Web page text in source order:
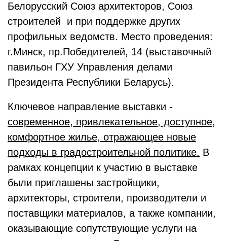
Белорусский Союз архитекторов, Союз
строителей и при поддержке других
профильных ведомств. Место проведения:
г.Минск, пр.Победителей, 14 (выставочный
павильон ГХУ Управления делами
Президента Республики Беларусь).
Ключевое направление выставки -
современное, привлекательное, доступное,
комфортное жилье, отражающее новые
подходы в градостроительной политике. В
рамках концепции к участию в выставке
были приглашены застройщики,
архитекторы, строители, производители и
поставщики материалов, а также компании,
оказывающие сопутствующие услуги на